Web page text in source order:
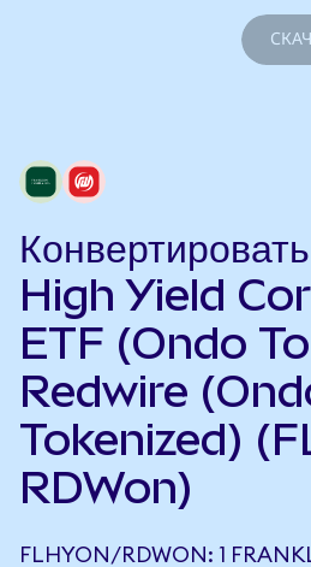
High Yield
ETF (Ondo
Redwire
Tokenized)
RDWon)
FLHYON/RDWON: 1